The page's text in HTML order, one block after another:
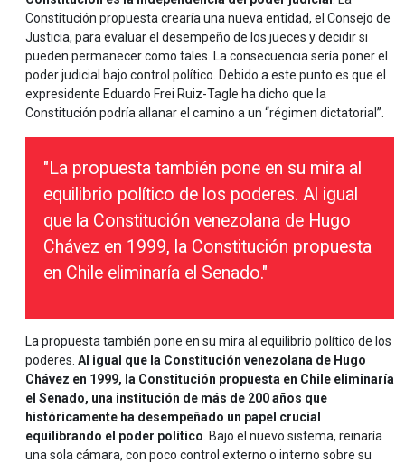
Constitución propuesta crearía una nueva entidad, el Consejo de
Justicia, para evaluar el desempeño de los jueces y decidir si
pueden permanecer como tales. La consecuencia sería poner el
poder judicial bajo control político. Debido a este punto es que el
expresidente Eduardo Frei Ruiz-Tagle ha dicho que la
Constitución podría allanar el camino a un “régimen dictatorial”.
"La propuesta también pone en su mira al
equilibrio político de los poderes. Al igual
que la Constitución venezolana de Hugo
Chávez en 1999, la Constitución propuesta
en Chile eliminaría el Senado."
La propuesta también pone en su mira al equilibrio político de los
poderes. Al igual que la Constitución venezolana de Hugo
Chávez en 1999, la Constitución propuesta en Chile eliminaría
el Senado, una institución de más de 200 años que
históricamente ha desempeñado un papel crucial
equilibrando el poder político . Bajo el nuevo sistema, reinaría
una sola cámara, con poco control externo o interno sobre su